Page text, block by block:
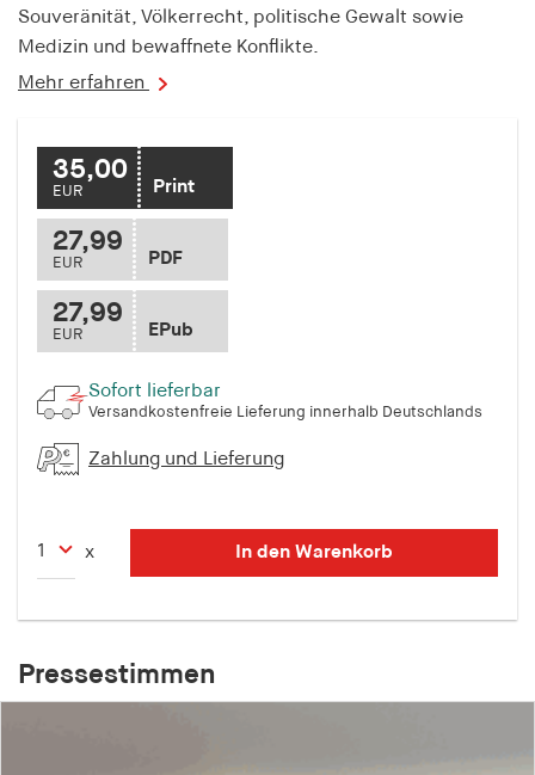
Souveränität, Völkerrecht, politische Gewalt sowie
Medizin und bewaffnete Konflikte.
Mehr erfahren
35,00
EUR Print
27,99
EUR PDF
27,99
EUR EPub
Sofort lieferbar
Versandkostenfreie Lieferung innerhalb Deutschlands
Zahlung und Lieferung
x In den Warenkorb
Pressestimmen